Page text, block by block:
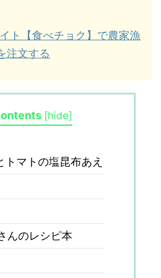
ト【食べチョク】で農家漁
注文する
[hide]
トマトの塩昆布あえ
んのレシピ本